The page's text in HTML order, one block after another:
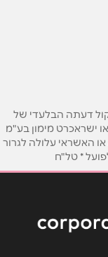
דעתה הבלעדי של
ישראכרט מימון בע"מ
האשראי עלולה לגרור
* טל"ח